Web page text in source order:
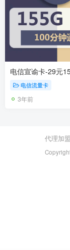
电信流量卡
3年前
代理加盟